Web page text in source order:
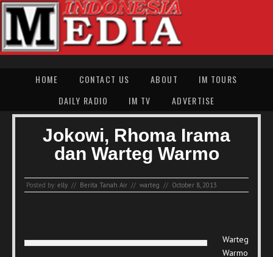
HOME CONTACT US ABOUT
IM TOURS
DAILY RADIO
IM TV ADVERTISE
Jokowi, Rhoma Irama
dan Warteg Warmo
Posted by: elly // Berita Tanah Air // warteg // October 8, 2013
Warteg
Warmo